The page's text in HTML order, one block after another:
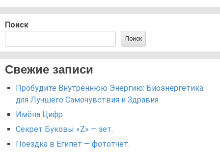
Поиск
Поиск
Свежие записи
Пробудите Внутреннюю Энергию: Биоэнергетика
для Лучшего Самочувствия и Здравия
Имёна Цифр
Секрет Буковы «Z» — зет.
Поездка в Египет — фототчёт.